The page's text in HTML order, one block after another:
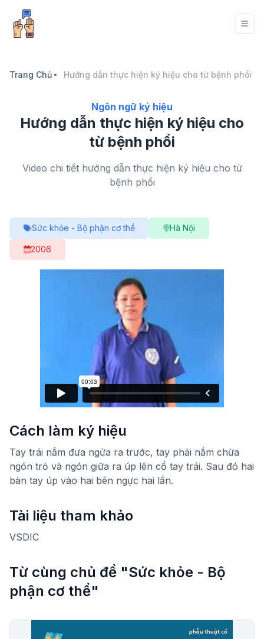
Trang Chủ Hướng dẫn thực hiện ký hiệu cho từ bệnh phổi
Ngôn ngữ ký hiệu
Hướng dẫn thực hiện ký hiệu cho
từ bệnh phổi
Video chi tiết hướng dẫn thực hiện ký hiệu cho từ
bệnh phổi
Sức khỏe - Bộ phận cơ thể Hà Nội
2006
Cách làm ký hiệu
Tay trái nắm đưa ngửa ra trước, tay phải nắm chừa
ngón trỏ và ngón giữa ra úp lên cổ tay trái. Sau đó hai
bàn tay úp vào hai bên ngực hai lần.
Tài liệu tham khảo
VSDIC
Từ cùng chủ đề "Sức khỏe - Bộ
phận cơ thể"